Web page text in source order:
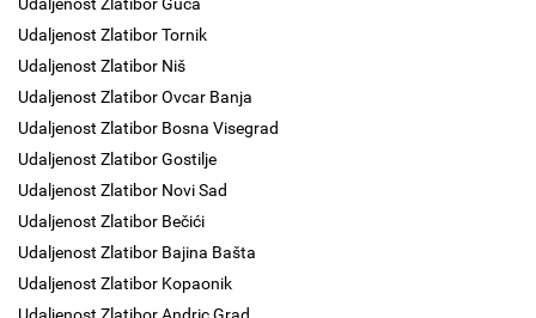
Udaljenost Zlatibor Tornik
Udaljenost Zlatibor Niš
Udaljenost Zlatibor Ovcar Banja
Udaljenost Zlatibor Bosna Visegrad
Udaljenost Zlatibor Gostilje
Udaljenost Zlatibor Novi Sad
Udaljenost Zlatibor Bečići
Udaljenost Zlatibor Bajina Bašta
Udaljenost Zlatibor Kopaonik